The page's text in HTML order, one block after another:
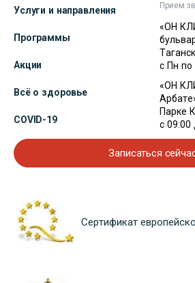
Услуги и направления
Программы
Акции
Всё о здоровье
COVID-19
Прием
«ОН
с Пн по
«ОН
Парке
с 09:00
Записаться
Сертификат